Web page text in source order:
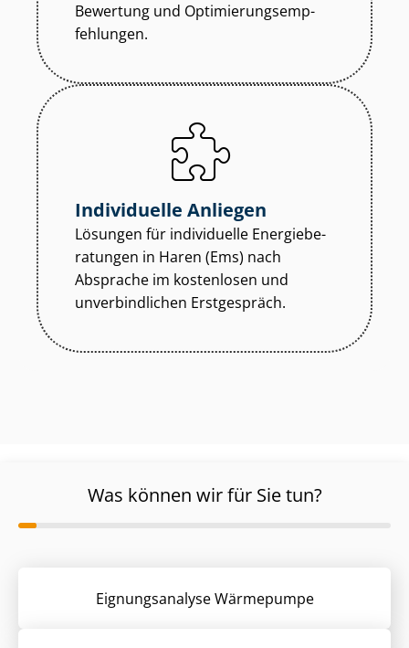
Bewertung und Op­ti­mie­rungs­emp­
feh­lun­gen.
Individuelle Anliegen
Lösungen für individuelle En­er­gie­be­
ra­tun­gen in Haren (Ems) nach
Absprache im kostenlosen und
unverbindlichen Erstgespräch.
Was können wir für Sie tun?
Eignungsanalyse Wärmepumpe